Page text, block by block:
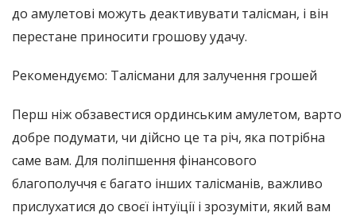
до амулетові можуть деактивувати талісман, і він
перестане приносити грошову удачу.
Рекомендуємо: Талісмани для залучення грошей
Перш ніж обзавестися ординським амулетом, варто
добре подумати, чи дійсно це та річ, яка потрібна
саме вам. Для поліпшення фінансового
благополуччя є багато інших талісманів, важливо
прислухатися до своєї інтуїції і зрозуміти, який вам